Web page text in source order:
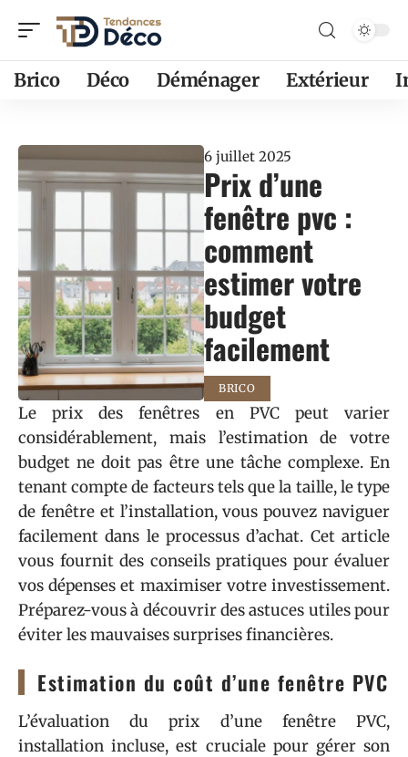
Brico Déco Déménager Extérieur
6 juillet 2025
Prix d’une
fenêtre pvc :
comment
estimer votre
budget
facilement
BRICO
Le prix des fenêtres en PVC peut varier
considérablement, mais l’estimation de votre
budget ne doit pas être une tâche complexe. En
tenant compte de facteurs tels que la taille, le type
de fenêtre et l’installation, vous pouvez naviguer
facilement dans le processus d’achat. Cet article
vous fournit des conseils pratiques pour évaluer
vos dépenses et maximiser votre investissement.
Préparez-vous à découvrir des astuces utiles pour
éviter les mauvaises surprises financières.
Estimation du coût d’une fenêtre PVC
L’évaluation du prix d’une fenêtre PVC,
installation incluse, est cruciale pour gérer son